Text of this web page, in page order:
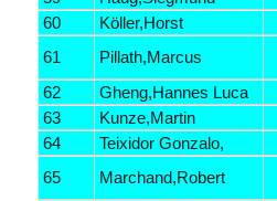
60
Köller,Horst
61
Pillath,Marcus
62
Gheng,Hannes Luca
63
Kunze,Martin
64
Teixidor Gonzalo,
65
Marchand,Robert